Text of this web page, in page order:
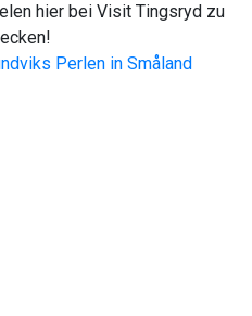
hier bei Visit Tingsryd zu
Perlen in Småland